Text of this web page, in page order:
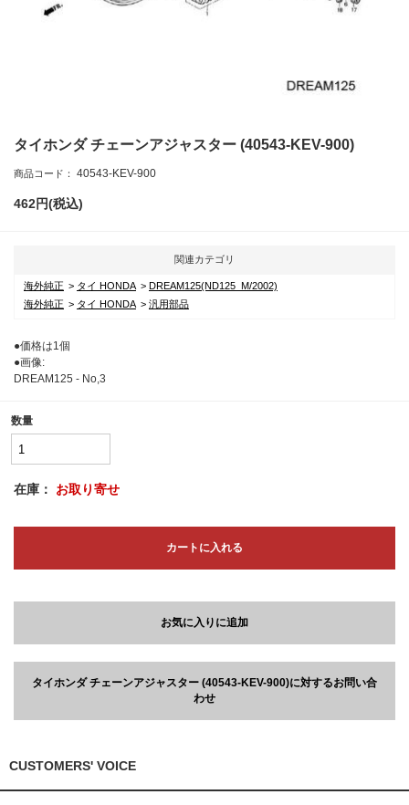
タイホンダ チェーンアジャスター (40543-KEV-900)
商品コード： 40543-KEV-900
462円(税込)
関連カテゴリ
海外純正 タイ HONDA
DREAM125(ND125_M/2002)
海外純正
タイ HONDA 汎用部品
●価格は1個
●画像:
DREAM125 - No,3
数量
在庫： お取り寄せ
カートに入れる
お気に入りに追加
タイホンダ チェーンアジャスター (40543-KEV-900)に対するお問い合
わせ
CUSTOMERS' VOICE